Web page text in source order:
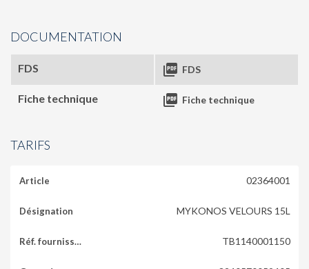
DOCUMENTATION
FDS  FDS
Fiche technique  Fiche technique
TARIFS
02364001
MYKONOS VELOURS 15L
TB1140001150